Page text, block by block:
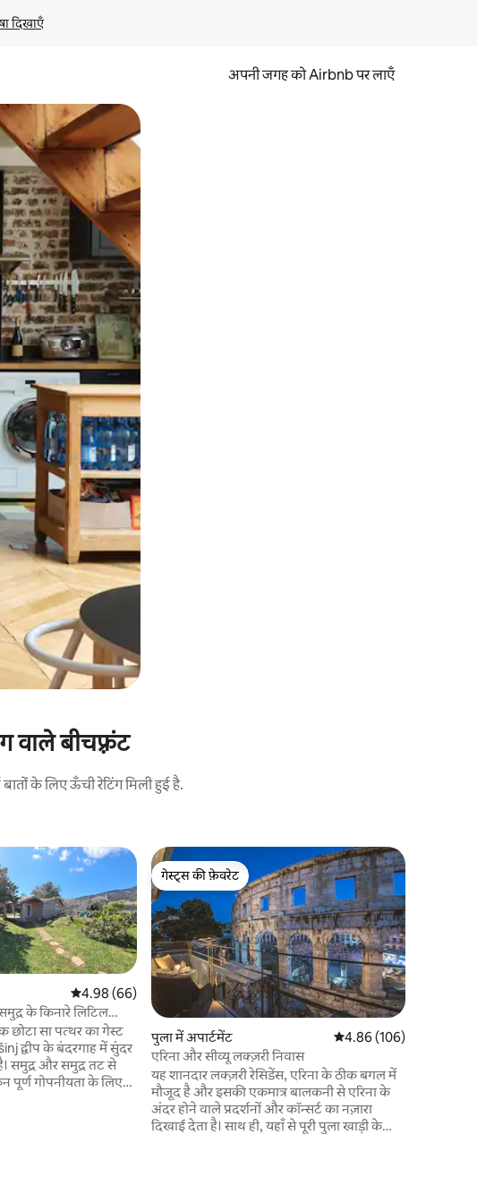
दिखाएँ
अपनी जगह को Airbnb पर लाएँ
करें।
वाले बीचफ़्रंट
के लिए ऊँची रेटिंग मिली हुई है.
औसत रेटिंग 5 में से 4.98, 66 समीक्षाएँ
4.98 (66)
के किनारे लिटिल
सा पत्थर का गेस्ट
द्वीप के बंदरगाह में सुंदर
समुद्र और समुद्र तट से
पूर्ण गोपनीयता के लिए
गेस्ट्स की फ़ेवरेट
गेस्ट्स की फ़ेवरेट
पुला में अपार्टमेंट औसत रेटिंग 5 में से 4.86,
4.86 (106)
एरिना और सीव्यू लक्ज़री निवास
यह शानदार लक्ज़री रेसिडेंस, एरिना के ठीक बगल में
मौजूद है और इसकी एकमात्र बालकनी से एरिना के
अंदर होने वाले प्रदर्शनों और कॉन्सर्ट का नज़ारा
दिखाई देता है। साथ ही, यहाँ से पूरी पुला खाड़ी के